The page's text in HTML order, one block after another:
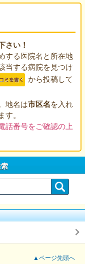
さい！
する医院名と所在地
当する病院を見つけ
から投稿して
地名は市区名を入れ
。
話番号をご確認の上
▲ページ先頭へ